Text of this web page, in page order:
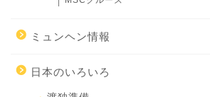
ミュンヘン情報
日本のいろいろ